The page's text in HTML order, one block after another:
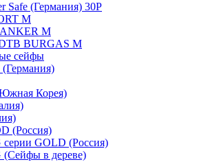
Safe (Германия) 30Р
M
M
BURGAS M
сейфы
Корея)
(Россия)
GOLD (Россия)
в дереве)